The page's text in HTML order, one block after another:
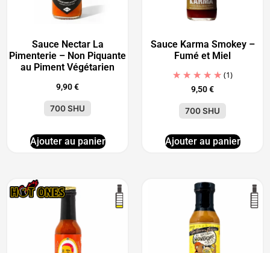
Sauce Nectar La
Pimenterie – Non Piquante
au Piment Végétarien
9,90€
700 SHU
Ajouter au panier
Sauce Karma Smokey –
Fumé et Miel
(1)
9,50€
700 SHU
Ajouter au panier